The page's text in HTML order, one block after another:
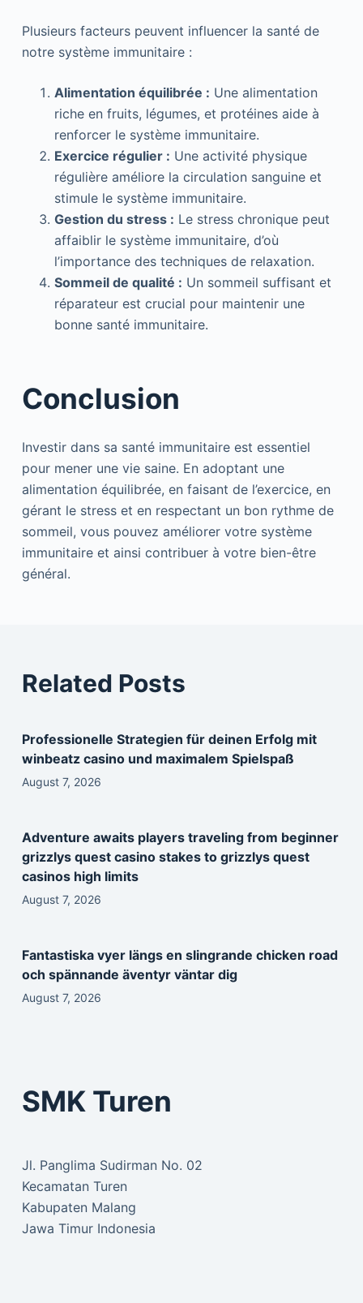
Plusieurs facteurs peuvent influencer la santé de
notre système immunitaire :
Alimentation équilibrée : Une alimentation
riche en fruits, légumes, et protéines aide à
renforcer le système immunitaire.
Exercice régulier : Une activité physique
régulière améliore la circulation sanguine et
stimule le système immunitaire.
Gestion du stress : Le stress chronique peut
affaiblir le système immunitaire, d’où
l’importance des techniques de relaxation.
Sommeil de qualité : Un sommeil suffisant et
réparateur est crucial pour maintenir une
bonne santé immunitaire.
Conclusion
Investir dans sa santé immunitaire est essentiel
pour mener une vie saine. En adoptant une
alimentation équilibrée, en faisant de l’exercice, en
gérant le stress et en respectant un bon rythme de
sommeil, vous pouvez améliorer votre système
immunitaire et ainsi contribuer à votre bien-être
général.
Related Posts
Professionelle Strategien für deinen Erfolg mit
winbeatz casino und maximalem Spielspaß
August 7, 2026
Adventure awaits players traveling from beginner
grizzlys quest casino stakes to grizzlys quest
casinos high limits
August 7, 2026
Fantastiska vyer längs en slingrande chicken road
och spännande äventyr väntar dig
August 7, 2026
SMK Turen
Jl. Panglima Sudirman No. 02
Kecamatan Turen
Kabupaten Malang
Jawa Timur Indonesia